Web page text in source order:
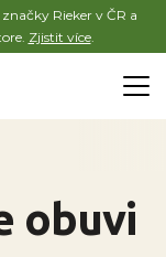
Rieker v ČR a
Zjistit více.
obuvi